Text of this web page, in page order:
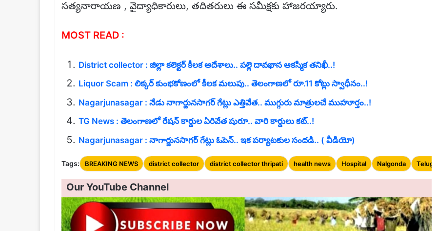
సత్యనారాయణ , వైద్యాధికారులు, తదితరులు ఈ సమీక్షకు హాజరయ్యారు.
MOST READ :
District collector : జిల్లా కలెక్టర్ కీలక ఆదేశాలు.. పల్లె దావఖాన ఆకస్మిక తనిఖీ..!
Liquor Scam : లిక్కర్ కుంభకోణంలో కీలక మలుపు.. తెలంగాణలో రూ.11 కోట్లు స్వాధీనం..!
Nagarjunasagar : నేడు నాగార్జునసాగర్ గేట్లు ఎత్తివేత.. ముగ్గురు మాత్రులచే ముహూర్తం..!
TG News : తెలంగాణలో రేషన్ కార్డుల ఏరివేత షురూ.. వారి కార్డులు కట్..!
Nagarjunasagar : నాగార్జునసాగర్ గేట్లు ఓపెన్.. ఇక పర్యాటకుల సందడి.. ( వీడియో)
Tags: BREAKING NEWS district collector district collector thripati health news Hospital Nalgonda Telugu
Our YouTube Channel